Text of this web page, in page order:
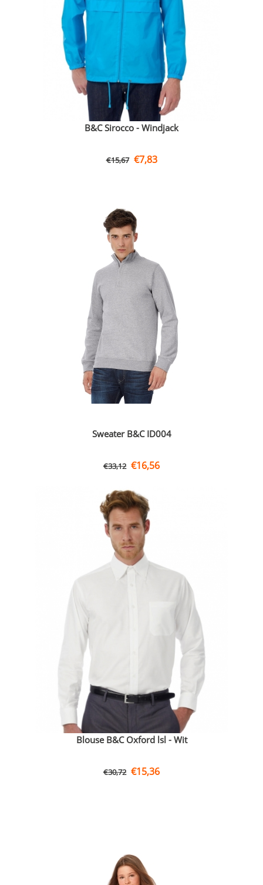
B&C Sirocco - Windjack
€15,67 €7,83
Sweater B&C ID004
€33,12 €16,56
Blouse B&C Oxford lsl - Wit
€30,72 €15,36